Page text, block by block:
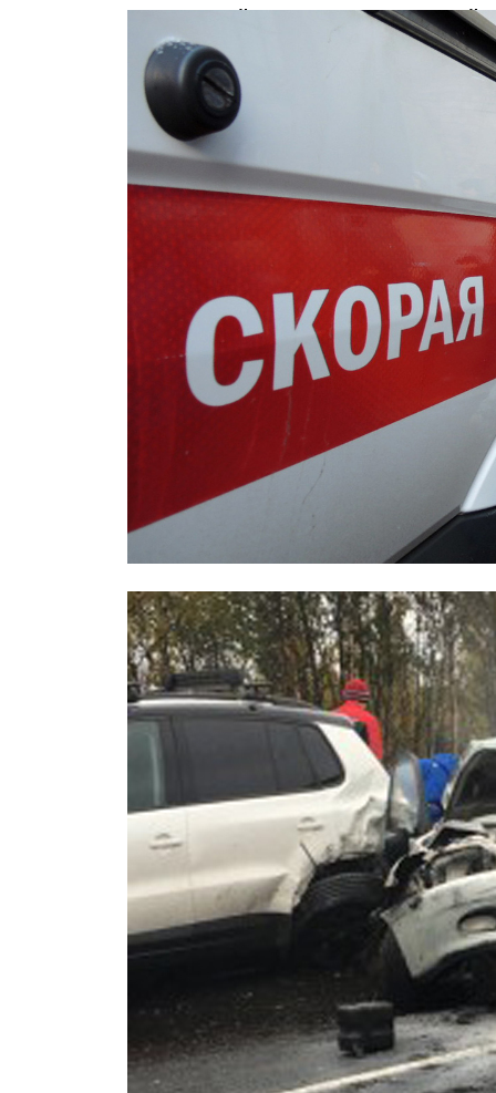
В страшной аварии с маршруткой
Охраннику, заступившемуся за